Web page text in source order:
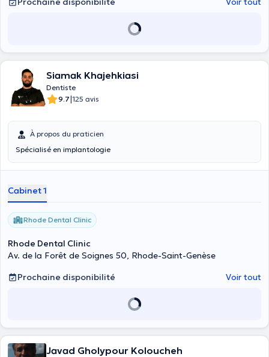
Siamak Khajehkiasi
Dentiste
9.7|125 avis
À propos du praticien
Spécialisé en implantologie
Cabinet 1
Rhode Dental Clinic
Rhode Dental Clinic
Av. de la Forêt de Soignes 50, Rhode-Saint-Genèse
Prochaine disponibilité
Voir tout
Javad Gholypour Koloucheh